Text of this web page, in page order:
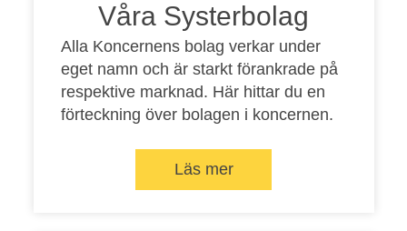
Våra Systerbolag
Alla Koncernens bolag verkar under
eget namn och är starkt förankrade på
respektive marknad. Här hittar du en
förteckning över bolagen i koncernen.
Läs mer